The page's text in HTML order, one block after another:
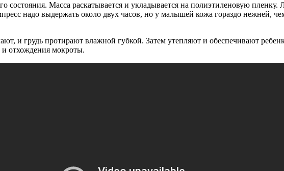
состояния. Масса раскатывается и укладывается на полиэтиленовую
надо выдержать около двух часов, но у малышей кожа гораздо нежней,
и грудь протирают влажной губкой. Затем утепляют и обеспечивают
отхождения мокроты.